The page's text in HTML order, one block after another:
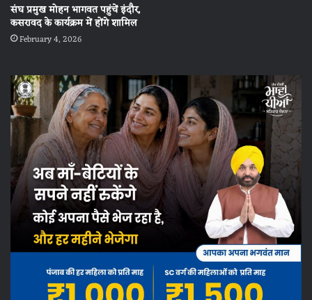
संघ प्रमुख मोहन भागवत पहुंचें इंदौर,
कसरावद के कार्यक्रम में होंगे शामिल
February 4, 2026